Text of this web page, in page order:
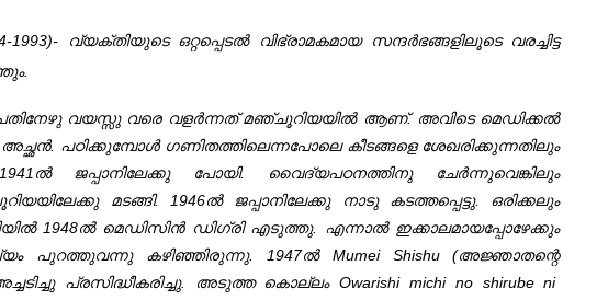
വ്യക്തിയുടെ ഒറ്റപ്പെടൽ വിഭ്രാമകമായ സന്ദർഭങ്ങളിലൂടെ വരച്ചിട്ട
പതിനേഴു വയസ്സു വരെ വളർന്നത് മഞ്ചൂറിയയിൽ ആണ്‌. അവിടെ മെഡിക്കൽ
പഠിക്കുമ്പോൾ ഗണിതത്തിലെന്നപോലെ കീടങ്ങളെ ശേഖരിക്കുന്നതിലും
ജപ്പാനിലേക്കു പോയി. വൈദ്യപഠനത്തിനു ചേർന്നുവെങ്കിലും
മടങ്ങി. 1946ൽ ജപ്പാനിലേക്കു നാടു കടത്തപ്പെട്ടു. ഒരിക്കലും
1948ൽ മെഡിസിൻ ഡിഗ്രി എടുത്തു. എന്നാൽ ഇക്കാലമായപ്പോഴേക്കും
പുറത്തുവന്നു കഴിഞ്ഞിരുന്നു. 1947ൽ Mumei Shishu (അജ്ഞാതന്റെ
പ്രസിദ്ധീകരിച്ചു. അടുത്ത കൊല്ലം Owarishi michi no shirube ni